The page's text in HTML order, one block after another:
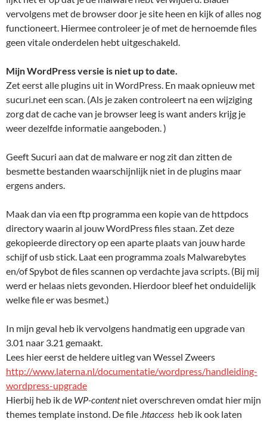
vervolgens met de browser door je site heen en kijk of alles nog
functioneert. Hiermee controleer je of met de hernoemde files
geen vitale onderdelen hebt uitgeschakeld.
Mijn WordPress versie is niet up to date.
Zet eerst alle plugins uit in WordPress. En maak opnieuw met
sucuri.net een scan. (Als je zaken controleert na een wijziging
zorg dat de cache van je browser leeg is want anders krijg je
weer dezelfde informatie aangeboden. )
Geeft Sucuri aan dat de malware er nog zit dan zitten de
besmette bestanden waarschijnlijk niet in de plugins maar
ergens anders.
Maak dan via een ftp programma een kopie van de httpdocs
directory waarin al jouw WordPress files staan. Zet deze
gekopieerde directory op een aparte plaats van jouw harde
schijf of usb stick. Laat een programma zoals Malwarebytes
en/of Spybot de files scannen op verdachte java scripts. (Bij mij
werd er helaas niets gevonden. Hierdoor bleef het onduidelijk
welke file er was besmet.)
In mijn geval heb ik vervolgens handmatig een upgrade van
3.01 naar 3.21 gemaakt.
Lees hier eerst de heldere uitleg van Wessel Zweers
http://www.laterna.nl/documentatie/wordpress/handleiding-
wordpress-upgrade
Hierbij heb ik de WP-contentniet overschreven omdat hier mijn
themes template instond. De file.htaccess heb ik ook laten